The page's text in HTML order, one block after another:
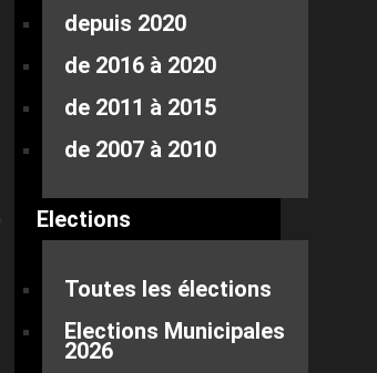
depuis 2020
de 2016 à 2020
de 2011 à 2015
de 2007 à 2010
Elections
Toutes les élections
Elections Municipales
2026